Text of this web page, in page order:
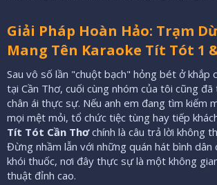
Giải Pháp Hoàn Hảo: Trạm
Mang Tên Karaoke Tít Tót 1
Sau vô số lần "chuột bạch" hỏng bét ở khắp
tại Cần Thơ, cuối cùng nhóm của tôi cũng
chân ái thực sự. Nếu anh em đang tìm kiếm
mọi mệt mỏi, tổ chức tiệc tùng hay tiếp
Tít Tót Cần Thơchính là câu trả lời không
Đừng nhầm lẫn với những quán hát bình dân
khói thuốc, nơi đây thực sự là một không
thuật đỉnh cao.